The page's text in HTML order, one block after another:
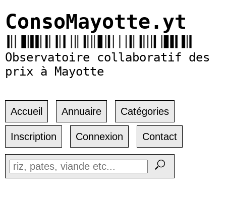
ConsoMayotte.yt
Observatoire collaboratif des
prix à Mayotte
Accueil Annuaire Catégories
Inscription Connexion Contact